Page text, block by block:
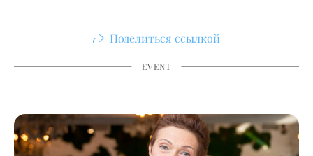
Поделиться ссылкой
EVENT